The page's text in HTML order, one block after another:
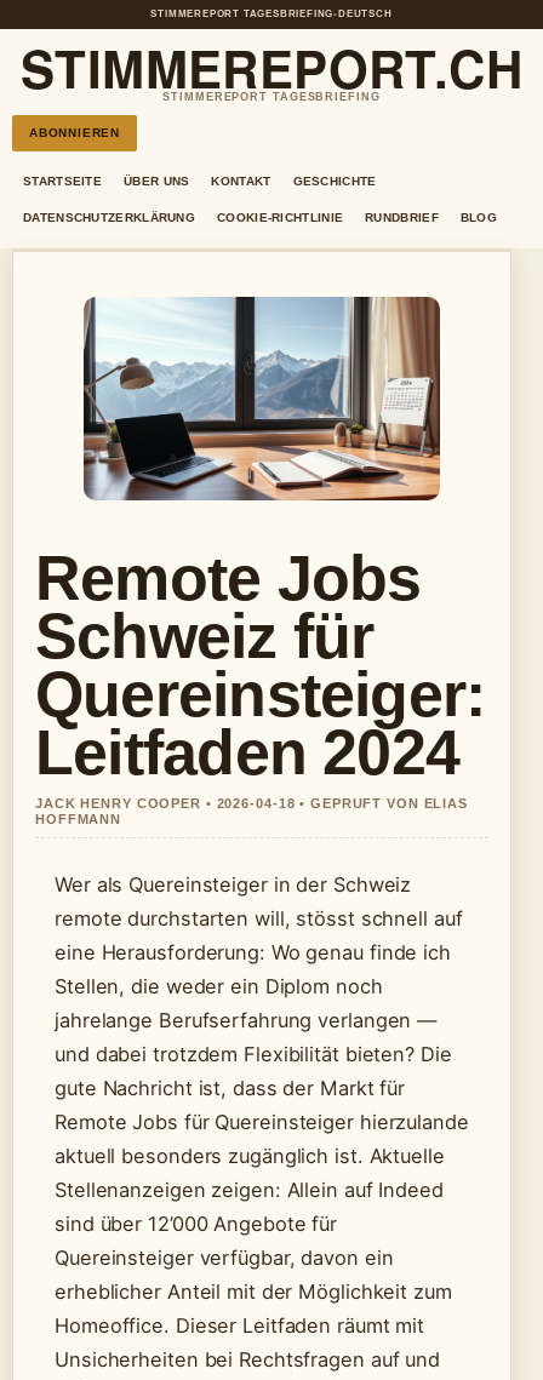
STIMMEREPORT TAGESBRIEFING• DEUTSCH
STIMMEREPORT.CH
STIMMEREPORT TAGESBRIEFING
ABONNIEREN
STARTSEITE ÜBER UNS KONTAKT GESCHICHTE
DATENSCHUTZERKLÄRUNG COOKIE-RICHTLINIE RUNDBRIEF BLOG
Remote Jobs
Schweiz für
Quereinsteiger:
Leitfaden 2024
JACK HENRY COOPER • 2026-04-18 • GEPRUFT VON ELIAS
HOFFMANN
Wer als Quereinsteiger in der Schweiz
remote durchstarten will, stösst schnell auf
eine Herausforderung: Wo genau finde ich
Stellen, die weder ein Diplom noch
jahrelange Berufserfahrung verlangen —
und dabei trotzdem Flexibilität bieten? Die
gute Nachricht ist, dass der Markt für
Remote Jobs für Quereinsteiger hierzulande
aktuell besonders zugänglich ist. Aktuelle
Stellenanzeigen zeigen: Allein auf Indeed
sind über 12’000 Angebote für
Quereinsteiger verfügbar, davon ein
erheblicher Anteil mit der Möglichkeit zum
Homeoffice. Dieser Leitfaden räumt mit
Unsicherheiten bei Rechtsfragen auf und